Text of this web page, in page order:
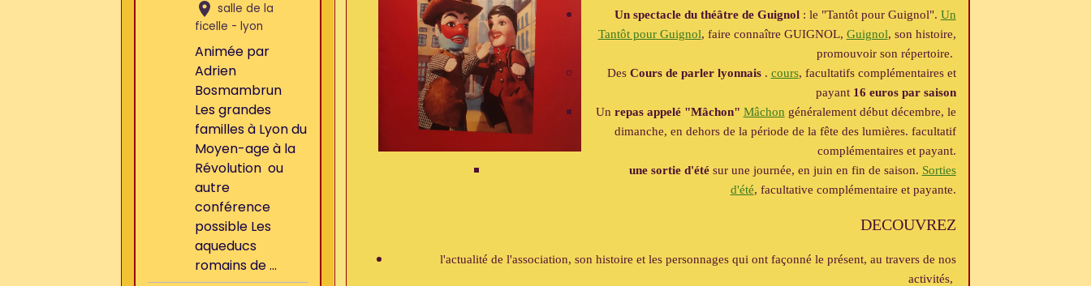
Un spectacle du théâtre de Guignol : le "Tantôt pour Guignol". Un
Tantôt pour Guignol, faire connaître GUIGNOL, Guignol, son histoire,
promouvoir son répertoire.
Des Cours de parler lyonnais. cours, facultatifs complémentaires et
payant 16 euros par saison
Un repas appelé "Mâchon" Mâchon généralement début décembre, le
dimanche, en dehors de la période de la fête des lumières. facultatif
complémentaires et payant.
une sortie d'étésur une journée, en juin en fin de saison​. Sorties
d'été, facultative complémentaire et payante.
DECOUVREZ
l'actualité de l'association, son histoire et les personnages qui ont façonné le présent, au travers de nos
activités,
salle de la
ficelle - lyon
Animée par
Adrien
Bosmambrun
Les grandes
familles à Lyon du
Moyen-age à la
Révolution ou
autre
conférence
possible Les
aqueducs
romains de ...